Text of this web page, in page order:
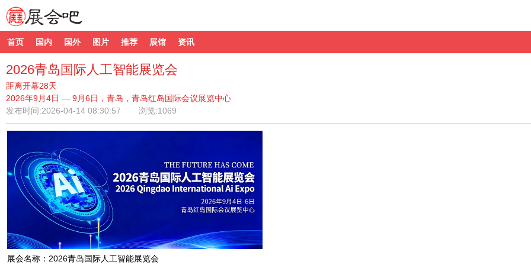
首页 国内 国外 图片 推荐 展馆 资讯
2026青岛国际人工智能展览会
距离开幕28天
2026年9月4日 — 9月6日，青岛，青岛红岛国际会议展览中心
发布时间:2026-04-14 08:30:57 浏览:1069
展会名称：2026青岛国际人工智能展览会